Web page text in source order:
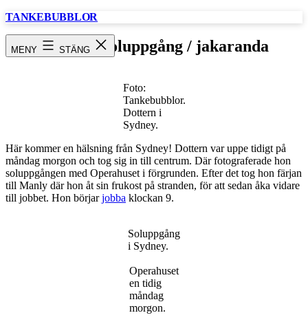
Hoppa
TANKEBUBBLOR
MENY STÄNG
Sydney / soluppgång / jakaranda
Foto:
Tankebubblor.
Dottern i
Sydney.
Här kommer en hälsning från Sydney! Dottern var uppe tidigt på
måndag morgon och tog sig in till centrum. Där fotograferade hon
soluppgången med Operahuset i förgrunden. Efter det tog hon färjan
till Manly där hon åt sin frukost på stranden, för att sedan åka vidare
till jobbet. Hon börjarjobba klockan 9.
Soluppgång
i Sydney.
Operahuset
en tidig
måndag
morgon.